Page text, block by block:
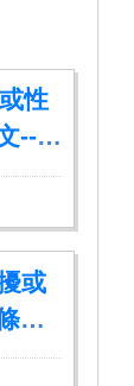
性
--發
或
文